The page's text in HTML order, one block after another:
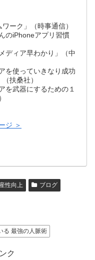
ーク」（時事通信）
のiPhoneアプリ習慣
ディア早わかり」（中
を使っていきなり成功
扶桑社）
を武器にするための１
ジ ＞
性向上
ブログ
る 最強の人脈術
ク